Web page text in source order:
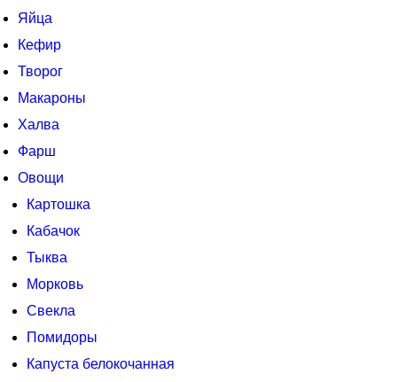
Яйца
Кефир
Творог
Макароны
Халва
Фарш
Овощи
Картошка
Кабачок
Тыква
Морковь
Свекла
Помидоры
Капуста белокочанная